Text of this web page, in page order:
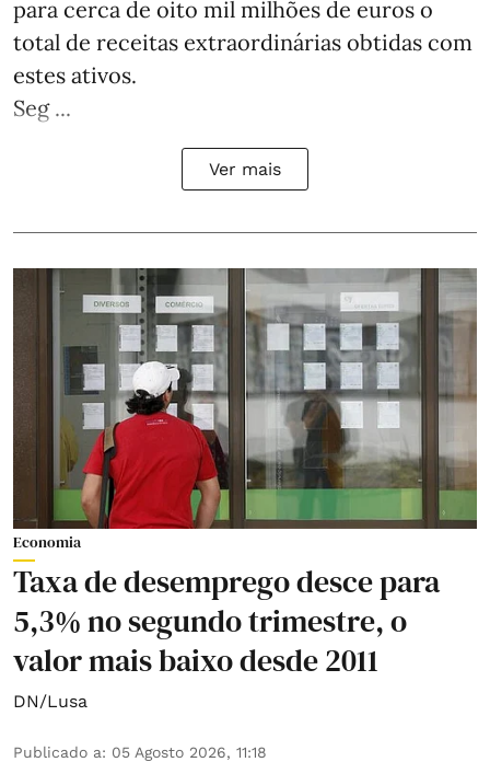
para cerca de oito mil milhões de euros o
total de receitas extraordinárias obtidas com
estes ativos.
Seg ...
Ver mais
Economia
Taxa de desemprego desce para
5,3% no segundo trimestre, o
valor mais baixo desde 2011
DN/Lusa
Publicado a: 05 Agosto 2026, 11:18